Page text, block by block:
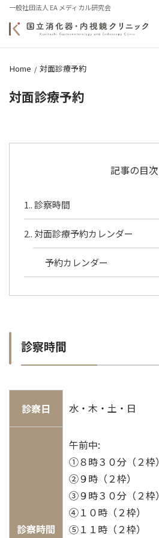
一般社団法人 EA メディカル研究会
Home 対面診療予約
対面診療予約
記事の目次
1. 診察時間
2. 対面診療予約カレンダー
予約カレンダー
診察時間
診察日 水・木・土・日
診察時間
午前中:
①８時３０分（２枠）
②９時（２枠）
③９時３０分（２枠）
④１０時（２枠）
⑤１１時（２枠）